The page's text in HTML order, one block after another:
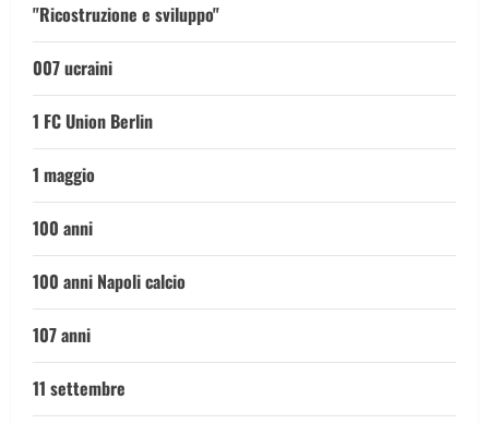
"Ricostruzione e sviluppo"
007 ucraini
1 FC Union Berlin
1 maggio
100 anni
100 anni Napoli calcio
107 anni
11 settembre